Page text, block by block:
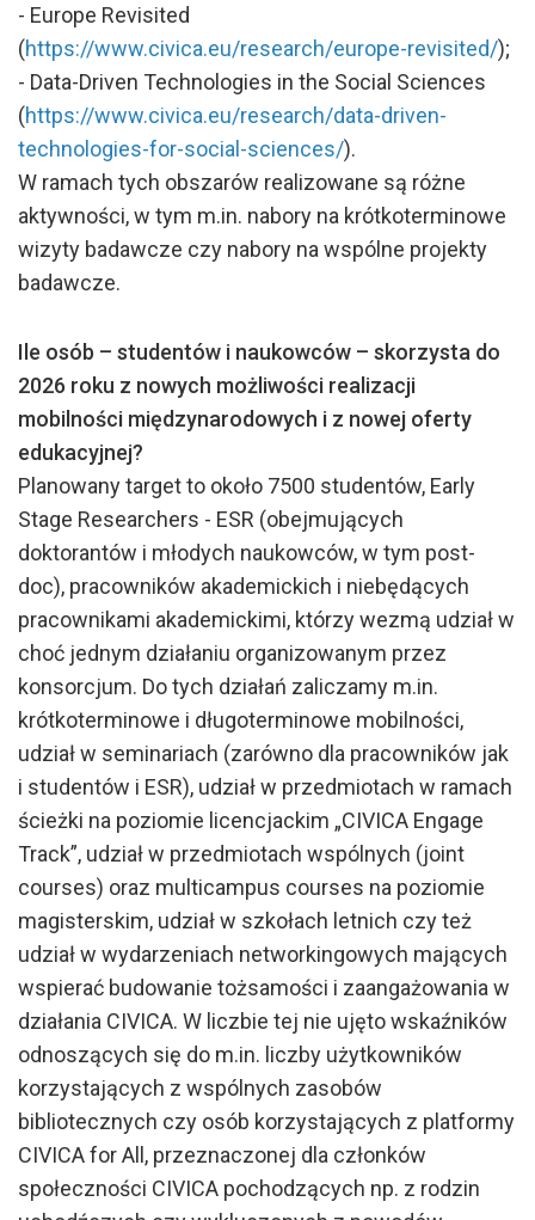
- Europe Revisited
(https://www.civica.eu/research/europe-revisited/);
- Data-Driven Technologies in the Social Sciences
(https://www.civica.eu/research/data-driven-
technologies-for-social-sciences/).
W ramach tych obszarów realizowane są różne
aktywności, w tym m.in. nabory na krótkoterminowe
wizyty badawcze czy nabory na wspólne projekty
badawcze.
Ile osób – studentów i naukowców – skorzysta do
2026 roku z nowych możliwości realizacji
mobilności międzynarodowych i z nowej oferty
edukacyjnej?
Planowany target to około 7500 studentów, Early
Stage Researchers - ESR (obejmujących
doktorantów i młodych naukowców, w tym post-
doc), pracowników akademickich i niebędących
pracownikami akademickimi, którzy wezmą udział w
choć jednym działaniu organizowanym przez
konsorcjum. Do tych działań zaliczamy m.in.
krótkoterminowe i długoterminowe mobilności,
udział w seminariach (zarówno dla pracowników jak
i studentów i ESR), udział w przedmiotach w ramach
ścieżki na poziomie licencjackim „CIVICA Engage
Track”, udział w przedmiotach wspólnych (joint
courses) oraz multicampus courses na poziomie
magisterskim, udział w szkołach letnich czy też
udział w wydarzeniach networkingowych mających
wspierać budowanie tożsamości i zaangażowania w
działania CIVICA. W liczbie tej nie ujęto wskaźników
odnoszących się do m.in. liczby użytkowników
korzystających z wspólnych zasobów
bibliotecznych czy osób korzystających z platformy
CIVICA for All, przeznaczonej dla członków
społeczności CIVICA pochodzących np. z rodzin